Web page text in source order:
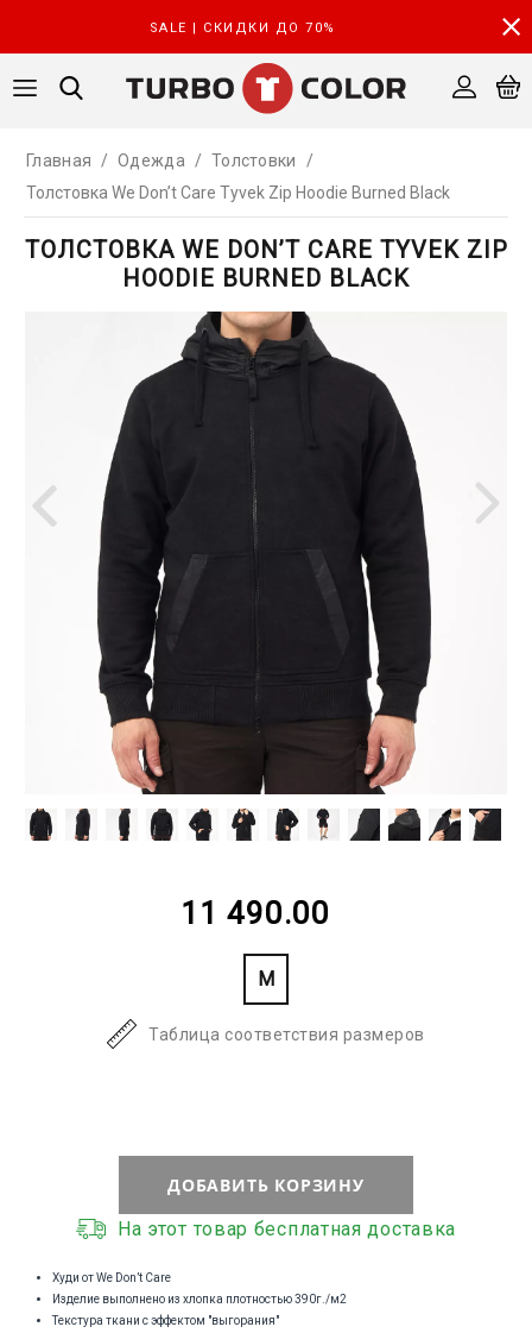
SALE | СКИДКИ ДО 70%
Главная / Одежда / Толстовки
/
Толстовка We Don’t Care Tyvek Zip Hoodie Burned Black
ТОЛСТОВКА WE DON’T CARE TYVEK ZIP
HOODIE BURNED BLACK
11 490.00
M
Таблица соответствия размеров
ДОБАВИТЬ КОРЗИНУ
На этот товар бесплатная доставка
Худи от We Don’t Care
Изделие выполнено из хлопка плотностью 390г./м2
Текстура ткани с эффектом "выгорания"